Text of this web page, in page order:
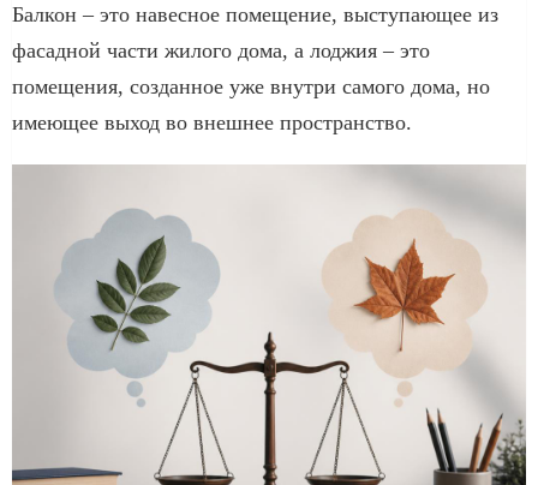
Балкон – это навесное помещение, выступающее из
фасадной части жилого дома, а лоджия – это
помещения, созданное уже внутри самого дома, но
имеющее выход во внешнее пространство.